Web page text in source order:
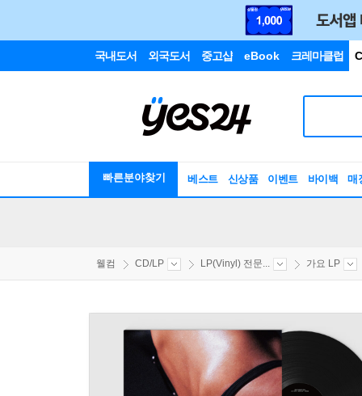
국내도서 외국도서 중고샵 eBook 크레마클럽
빠른분야찾기 베스트 신상품 이벤트 바이백 매
웰컴 CD/LP LP(Vinyl) 전문... 가요 LP